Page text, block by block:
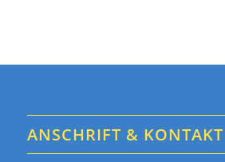
ANSCHRIFT & KONTAKT